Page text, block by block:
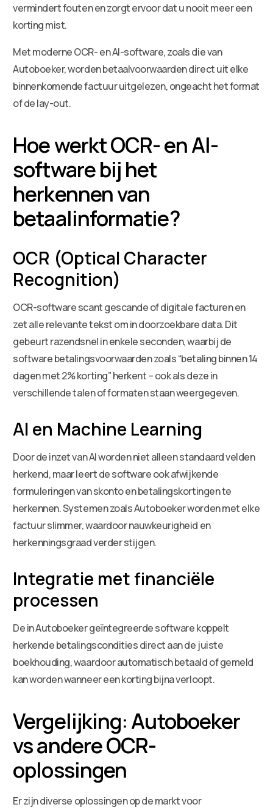
vermindert fouten en zorgt ervoor dat u nooit meer een
korting mist.
Met moderne OCR- en AI-software, zoals die van
Autoboeker, worden betaalvoorwaarden direct uit elke
binnenkomende factuur uitgelezen, ongeacht het format
of de lay-out.
Hoe werkt OCR- en AI-
software bij het
herkennen van
betaalinformatie?
OCR (Optical Character
Recognition)
OCR-software scant gescande of digitale facturen en
zet alle relevante tekst om in doorzoekbare data. Dit
gebeurt razendsnel in enkele seconden, waarbij de
software betalingsvoorwaarden zoals “betaling binnen 14
dagen met 2% korting” herkent – ook als deze in
verschillende talen of formaten staan weergegeven.
AI en Machine Learning
Door de inzet van AI worden niet alleen standaard velden
herkend, maar leert de software ook afwijkende
formuleringen van skonto en betalingskortingen te
herkennen. Systemen zoals Autoboeker worden met elke
factuur slimmer, waardoor nauwkeurigheid en
herkenningsgraad verder stijgen.
Integratie met financiële
processen
De in Autoboeker geïntegreerde software koppelt
herkende betalingscondities direct aan de juiste
boekhouding, waardoor automatisch betaald of gemeld
kan worden wanneer een korting bijna verloopt.
Vergelijking: Autoboeker
vs andere OCR-
oplossingen
Er zijn diverse oplossingen op de markt voor